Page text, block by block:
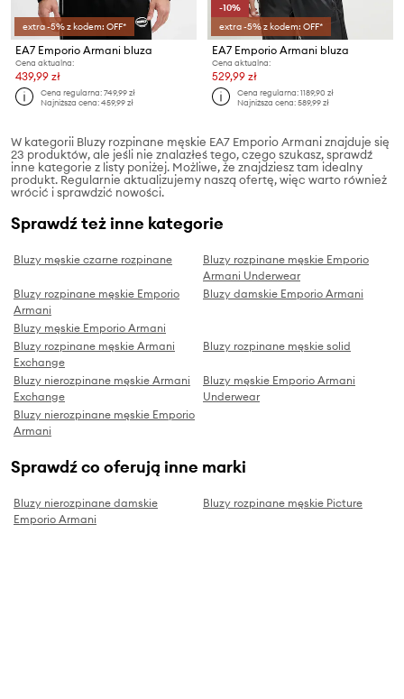
extra -5% z kodem: OFF*
EA7 Emporio Armani bluza
Cena aktualna:
439,99 zł
Cena regularna:749,99 zł
Najniższa cena:459,99 zł
-10%
extra -5% z kodem: OFF*
EA7 Emporio Armani bluza
Cena aktualna:
529,99 zł
Cena regularna:1189,90 zł
Najniższa cena:589,99 zł
W kategorii Bluzy rozpinane męskie EA7 Emporio Armani znajduje się
23 produktów, ale jeśli nie znalazłeś tego, czego szukasz, sprawdź
inne kategorie z listy poniżej. Możliwe, że znajdziesz tam idealny
produkt. Regularnie aktualizujemy naszą ofertę, więc warto również
wrócić i sprawdzić nowości.
Sprawdź też inne kategorie
Bluzy męskie czarne rozpinane
Bluzy rozpinane męskie Emporio
Armani Underwear
Bluzy rozpinane męskie Emporio
Armani
Bluzy damskie Emporio Armani
Bluzy męskie Emporio Armani
Bluzy rozpinane męskie Armani
Exchange
Bluzy rozpinane męskie solid
Bluzy nierozpinane męskie Armani
Exchange
Bluzy męskie Emporio Armani
Underwear
Bluzy nierozpinane męskie Emporio
Armani
Sprawdź co oferują inne marki
Bluzy nierozpinane damskie
Emporio Armani
Bluzy rozpinane męskie Picture